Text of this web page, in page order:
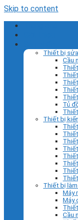
Skip to content
Thiết bị
Cầu
Tủ
Thiết bị
Thiết bị
Máy
Máy
Cầu